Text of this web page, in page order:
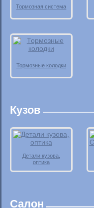
Тормозная система
Тормозные колодки
Кузов
Детали кузова,
оптика
Салон